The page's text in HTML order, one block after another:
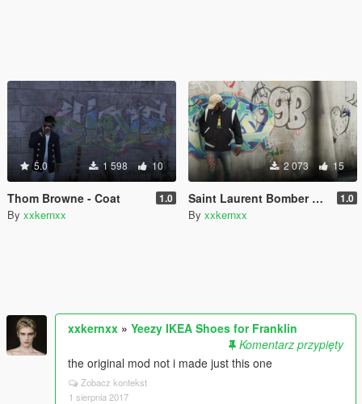
5.0 1 598 10
Thom Browne - Coat 1.0
By xxkernxx
2 073 15
Saint Laurent Bomber Jacket for Franklin 1.0
By xxkernxx
xxkernxx » Yeezy IKEA Shoes for Franklin
Komentarz przypięty
the original mod not i made just this one
Zobacz kontekst
1 sierpnia 2017